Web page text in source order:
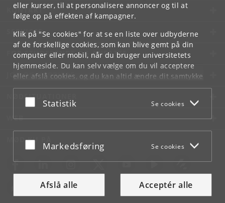
eller kurser, til at personalisere annoncer og til at
følge op på effekten af kampagner.
Klik på "Se cookies" for at se en liste over udbyderne
af de forskellige cookies, som kan blive gemt på din
computer eller mobil, når du bruger universitetets
hjemmeside. Du kan selv vælge om du vil acceptere
eller afslå cookies, og du kan altid ændre dit samtykke
underCookie- og privatlivspolitiksom du finder i
bunden af hver side.
Acceptér eller afslå
Statistik Se cookies
Acceptér eller afslå
Markedsføring Se cookies
Afslå alle Acceptér alle
KONTAKT
SERVICES
FOR STUDERENDE OG ANSATTE
JOB OG KARRIERE
NØDSITUATIONER
WEB
MØD KU PÅ